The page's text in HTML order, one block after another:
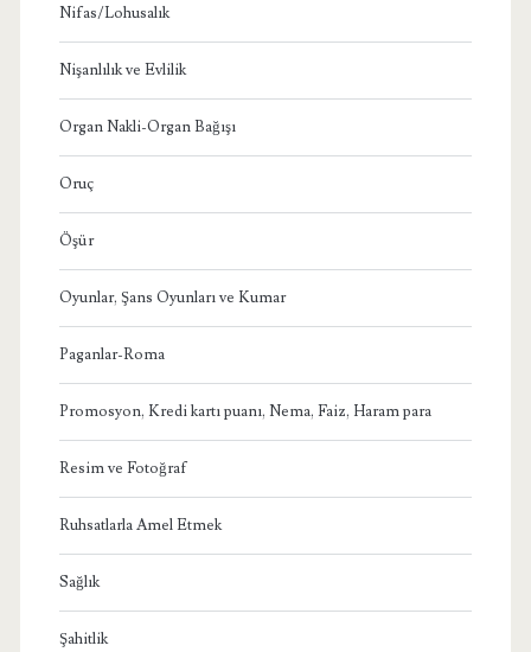
Nifas/Lohusalık
Nişanlılık ve Evlilik
Organ Nakli-Organ Bağışı
Oruç
Öşür
Oyunlar, Şans Oyunları ve Kumar
Paganlar-Roma
Promosyon, Kredi kartı puanı, Nema, Faiz, Haram para
Resim ve Fotoğraf
Ruhsatlarla Amel Etmek
Sağlık
Şahitlik